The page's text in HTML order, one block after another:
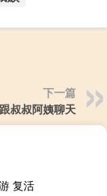
下一篇
叔叔阿姨聊天
复活